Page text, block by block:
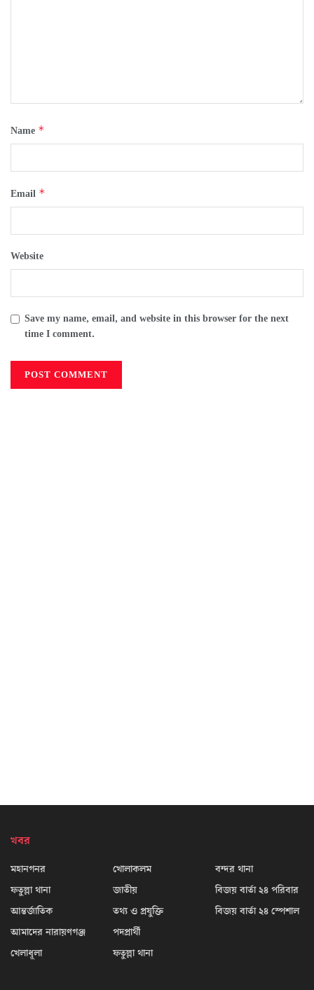
Name *
Email *
Website
Save my name, email, and website in this browser for the next
time I comment.
খবর
মহানগনর
ফতুল্লা থানা
আন্তর্জাতিক
আমাদের নারায়ণগঞ্জ
খেলাধূলা
খোলাকলম
জাতীয়
তথ্য ও প্রযুক্তি
পদপ্রার্থী
ফতুল্লা থানা
বন্দর থানা
বিজয় বার্তা ২৪ পরিবার
বিজয় বার্তা ২৪ স্পেশাল